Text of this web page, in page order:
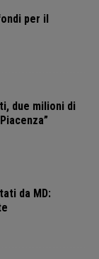
per il
due milioni di
da MD: